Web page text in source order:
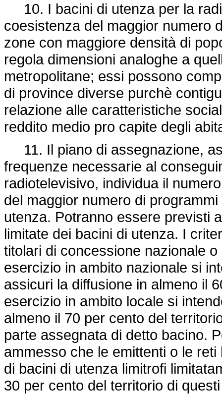
10. I bacini di utenza per la
coesistenza del maggior numero
zone con maggiore densità di
regola dimensioni analoghe a
metropolitane; essi possono
di province diverse purchè
relazione alle caratteristiche
reddito medio pro capite degli
11. Il piano di assegnazione,
frequenze necessarie al
radiotelevisivo, individua il
del maggior numero di
utenza. Potranno essere previsti
limitate dei bacini di utenza. I
titolari di concessione nazionale
esercizio in ambito nazionale si
assicuri la diffusione in almeno il
esercizio in ambito locale si
almeno il 70 per cento del
parte assegnata di detto bacino.
ammesso che le emittenti o le
di bacini di utenza limitrofi
30 per cento del territorio di